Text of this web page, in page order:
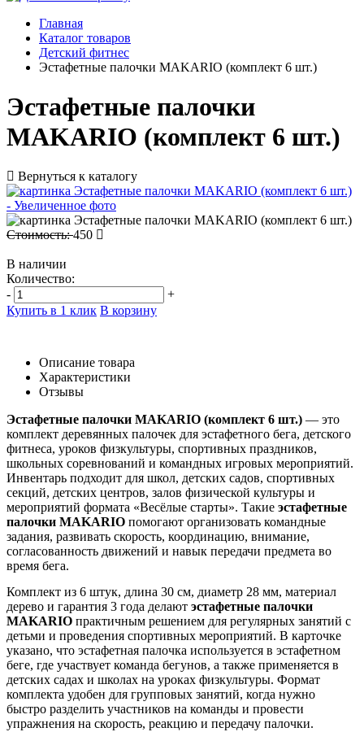
Главная
Каталог товаров
Детский фитнес
Эстафетные палочки MAKARIO (комплект 6 шт.)
Эстафетные палочки
MAKARIO (комплект 6 шт.)
Вернуться к каталогу
Стоимость:450
В наличии
Количество:
-
+
Купить в 1 клик В корзину
Описание товара
Характеристики
Отзывы
Эстафетные палочки MAKARIO (комплект 6 шт.) — это
комплект деревянных палочек для эстафетного бега, детского
фитнеса, уроков физкультуры, спортивных праздников,
школьных соревнований и командных игровых мероприятий.
Инвентарь подходит для школ, детских садов, спортивных
секций, детских центров, залов физической культуры и
мероприятий формата «Весёлые старты». Такие эстафетные
палочки MAKARIO помогают организовать командные
задания, развивать скорость, координацию, внимание,
согласованность движений и навык передачи предмета во
время бега.
Комплект из 6 штук, длина 30 см, диаметр 28 мм, материал
дерево и гарантия 3 года делают эстафетные палочки
MAKARIO практичным решением для регулярных занятий с
детьми и проведения спортивных мероприятий. В карточке
указано, что эстафетная палочка используется в эстафетном
беге, где участвует команда бегунов, а также применяется в
детских садах и школах на уроках физкультуры. Формат
комплекта удобен для групповых занятий, когда нужно
быстро разделить участников на команды и провести
упражнения на скорость, реакцию и передачу палочки.